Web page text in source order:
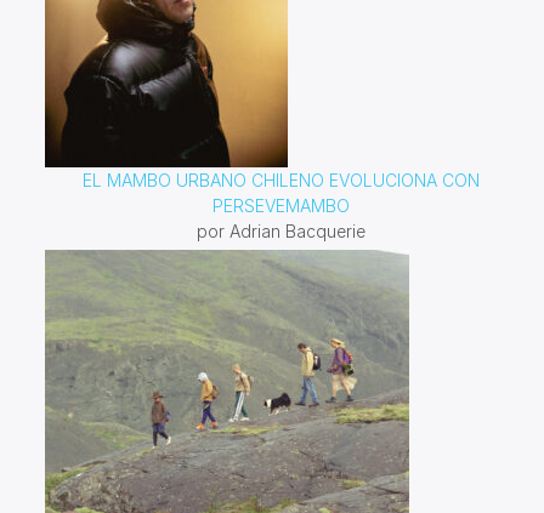
EL MAMBO URBANO CHILENO EVOLUCIONA CON
PERSEVEMAMBO
por Adrian Bacquerie